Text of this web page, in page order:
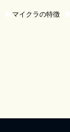
マイクラの特徴